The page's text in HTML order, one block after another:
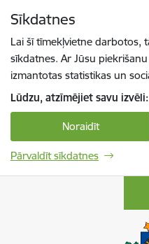
Sīkdatnes
Lai šī tīmekļvietne darbotos,
sīkdatnes. Ar Jūsu
izmantotas statistikas un
Lūdzu, atzīmējiet savu izvēli:
Noraidīt
Pārvaldīt sīkdatnes